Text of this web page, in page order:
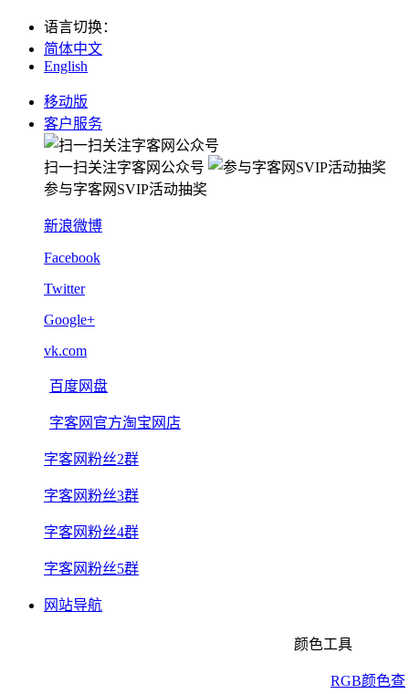
语言切换：
简体中文
English
移动版
客户服务
扫一扫关注字客网公众号
参与字客网SVIP活动抽奖
新浪微博
Facebook
Twitter
Google+
vk.com
百度网盘
字客网官方淘宝网店
字客网粉丝2群
字客网粉丝3群
字客网粉丝4群
字客网粉丝5群
网站导航
颜色工具
RGB颜色查